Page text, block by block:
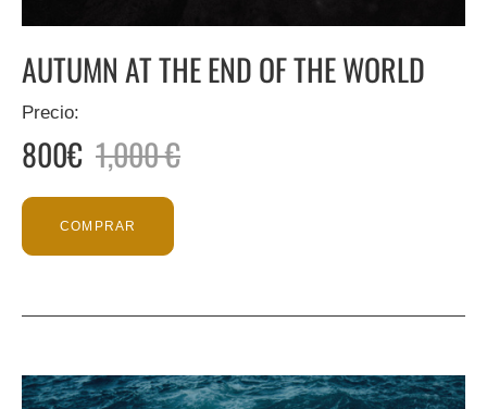
AUTUMN AT THE END OF THE WORLD
Precio:
800€ 1,000 €
COMPRAR